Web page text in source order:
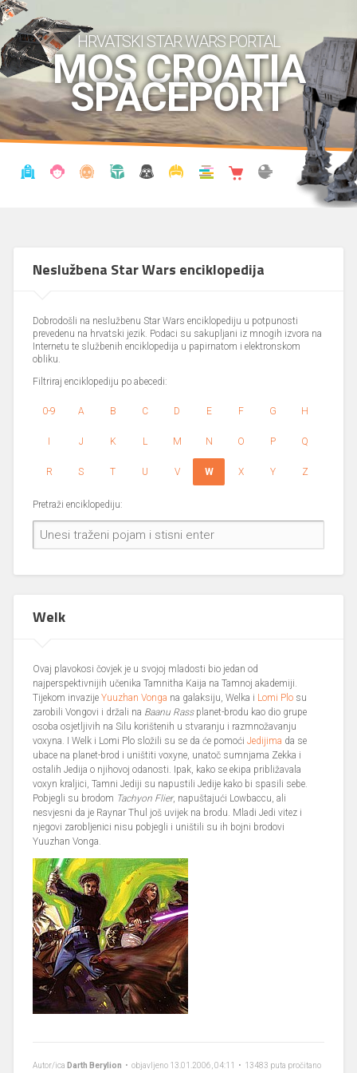
HRVATSKI STAR WARS PORTAL
MOS CROATIA
SPACEPORT
Neslužbena Star Wars enciklopedija
Dobrodošli na neslužbenu Star Wars enciklopediju u potpunosti
prevedenu na hrvatski jezik. Podaci su sakupljani iz mnogih izvora na
Internetu te službenih enciklopedija u papirnatom i elektronskom
obliku.
Filtriraj enciklopediju po abecedi:
0-9 A B C D E F G H
I J K L M N O P Q
R S T U V W X Y Z
Pretraži enciklopediju:
Welk
Ovaj plavokosi čovjek je u svojoj mladosti bio jedan od
najperspektivnijih učenika Tamnitha Kaija na Tamnoj akademiji.
Tijekom invazijeYuuzhan Vonga na galaksiju, Welka i Lomi Plo su
zarobili Vongovi i držali na Baanu Rassplanet-brodu kao dio grupe
osoba osjetljivih na Silu korištenih u stvaranju i razmnožavanju
voxyna. I Welk i Lomi Plo složili su se da će pomoćiJedijima da se
ubace na planet-brod i uništiti voxyne, unatoč sumnjama Zekka i
ostalih Jedija o njihovoj odanosti. Ipak, kako se ekipa približavala
voxyn kraljici, Tamni Jediji su napustili Jedije kako bi spasili sebe.
Pobjegli su brodom Tachyon Flier, napuštajući Lowbaccu, ali
nesvjesni da je Raynar Thul još uvijek na brodu. Mladi Jedi vitez i
njegovi zarobljenici nisu pobjegli i uništili su ih bojni brodovi
Yuuzhan Vonga.
Autor/ica Darth Berylion • objavljeno 13.01.2006, 04:11 • 13483 puta pročitano